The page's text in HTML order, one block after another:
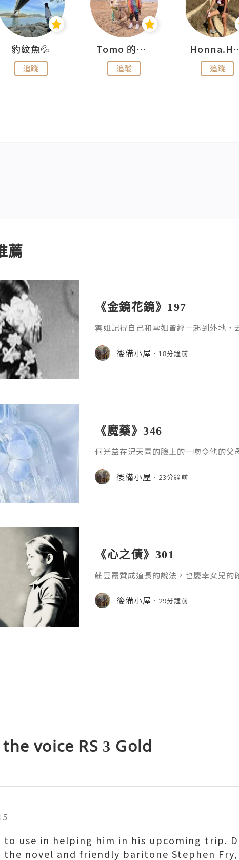
豹紋魚💦
追蹤
Tomo 的快樂宇宙
追蹤 追蹤
薦
《金鏡花鏡》197
雲姐記得自己和雪姐曾經一起到外地，
了，會把她趕出門口！後來，她對賀桂
情細節，先由一些基本的事情練習吧？
後備小屋 18分鐘前
《魔藥》346
何光益在況天喜的臉上的一吻令他的
味總比口氣好一點，還好我對薄荷沒有
「幸好這傢伙未化妝，沒有要我吃化妝
後備小屋 23分鐘前
《心之債》301
莊雲霞贊成道長的說法，也慶幸女兒的
記的內容，或者有沒有提及，女兒最喜
來找去也找不到相關的內容！後來，她
後備小屋 29分鐘前
voice RS 3 Gold
use in helping him in his upcoming trip.
novel and friendly baritone Stephen